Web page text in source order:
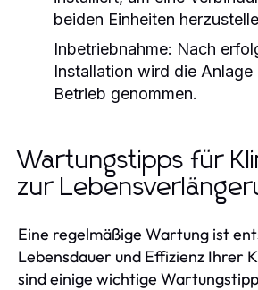
beiden Einheiten
Inbetriebnahme: Nach
Installation wird die
Betrieb genommen.
Wartungstipps für
zur
Eine regelmäßige Wartung ist
Lebensdauer und Effizienz Ihrer
sind einige wichtige